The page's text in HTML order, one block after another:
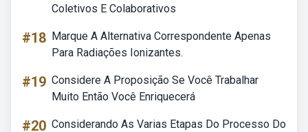
Coletivos E Colaborativos
#18 Marque A Alternativa Correspondente Apenas
Para Radiações Ionizantes.
#19 Considere A Proposição Se Você Trabalhar
Muito Então Você Enriquecerá
#20 Considerando As Varias Etapas Do Processo Do